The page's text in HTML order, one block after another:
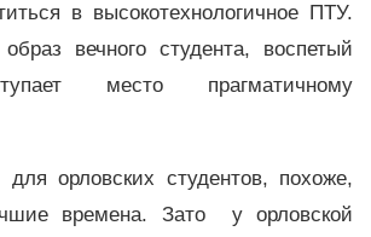
в высокотехнологичное ПТУ.
вечного студента, воспетый
место прагматичному
орловских студентов, похоже,
времена. Зато у орловской